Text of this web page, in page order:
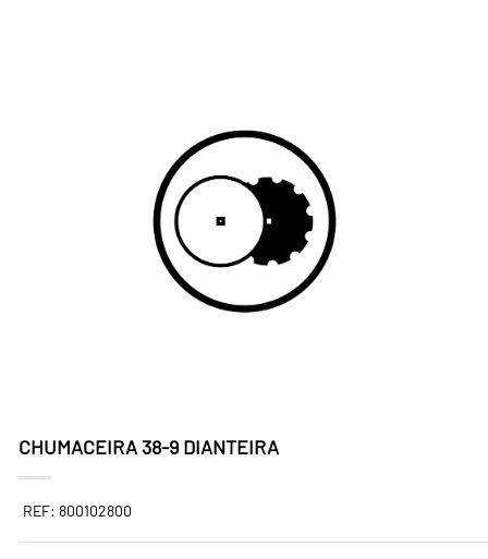
CHUMACEIRA 38-9 DIANTEIRA
REF: 800102800